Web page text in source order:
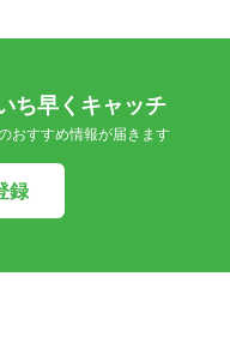
ち早くキャッチ
おすすめ情報が届きます
録